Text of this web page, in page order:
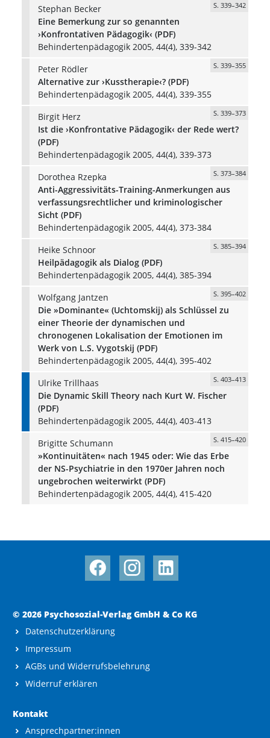
Stephan Becker S. 339–342
Eine Bemerkung zur so genannten
›Konfrontativen Pädagogik‹ (PDF)
Behindertenpädagogik 2005, 44(4), 339-342
Peter Rödler
S. 339–355
Alternative zur ›Kusstherapie‹? (PDF)
Behindertenpädagogik 2005, 44(4), 339-355
Birgit Herz
S. 339–373
Ist die ›Konfrontative Pädagogik‹ der Rede wert?
(PDF)
Behindertenpädagogik 2005, 44(4), 339-373
Dorothea Rzepka
S. 373–384
Anti-Aggressivitäts-Training-Anmerkungen aus
verfassungsrechtlicher und kriminologischer
Sicht (PDF)
Behindertenpädagogik 2005, 44(4), 373-384
Heike Schnoor
S. 385–394
Heilpädagogik als Dialog (PDF)
Behindertenpädagogik 2005, 44(4), 385-394
Wolfgang Jantzen
S. 395–402
Die »Dominante« (Uchtomskij) als Schlüssel zu
einer Theorie der dynamischen und
chronogenen Lokalisation der Emotionen im
Werk von L.S. Vygotskij (PDF)
Behindertenpädagogik 2005, 44(4), 395-402
Ulrike Trillhaas
S. 403–413
Die Dynamic Skill Theory nach Kurt W. Fischer
(PDF)
Behindertenpädagogik 2005, 44(4), 403-413
Brigitte Schumann
S. 415–420
»Kontinuitäten« nach 1945 oder: Wie das Erbe
der NS-Psychiatrie in den 1970er Jahren noch
ungebrochen weiterwirkt (PDF)
Behindertenpädagogik 2005, 44(4), 415-420
© 2026 Psychosozial-Verlag GmbH & Co KG
Datenschutzerklärung
Impressum
AGBs und Widerrufsbelehrung
Widerruf erklären
Kontakt
Ansprechpartner:innen